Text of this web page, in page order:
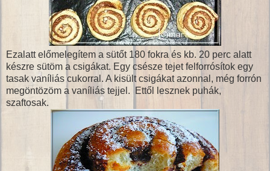
Ezalatt előmelegítem a sütőt 180 fokra és kb. 20 perc alatt
készre sütöm a csigákat. Egy csésze tejet felforrósítok egy
tasak vaníliás cukorral. A kisült csigákat azonnal, még forrón
megöntözöm a vaníliás tejjel. Ettől lesznek puhák,
szaftosak.